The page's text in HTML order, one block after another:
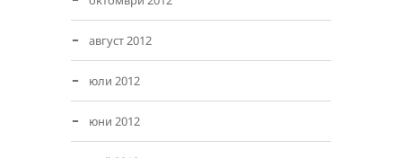
август 2012
юли 2012
юни 2012